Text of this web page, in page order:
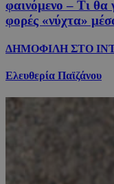
φαινόμενο – Τι θα
φορές «νύχτα»
ΔΗΜΟΦΙΛΗ ΣΤΟ
Ελευθερία Παϊζάνου